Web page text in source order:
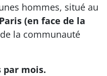
hommes, situé au
(en face de la
la communauté
par mois.